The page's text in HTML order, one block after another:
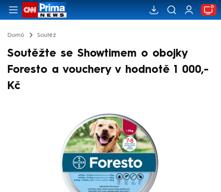
Domů Soutěž
Soutěžte se Showtimem o obojky
Foresto a vouchery v hodnotě 1 000,-
Kč